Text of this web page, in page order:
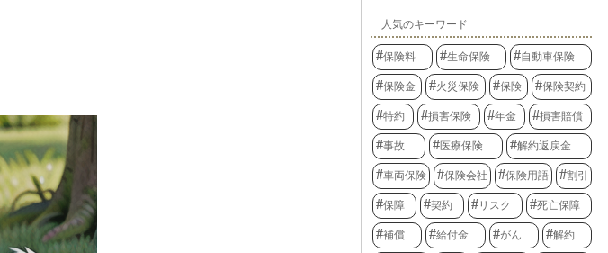
人気のキーワード
保険料 生命保険 自動車保険
保険金 火災保険 保険 保険契約
特約 損害保険 年金 損害賠償
事故 医療保険 解約返戻金
車両保険 保険会社 保険用語 割引
保障 契約 リスク 死亡保障
補償 給付金 がん 解約